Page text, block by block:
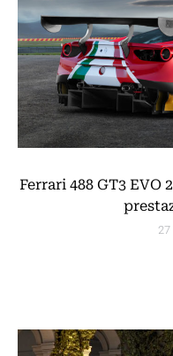
Ferrari 488 GT3 EVO
27